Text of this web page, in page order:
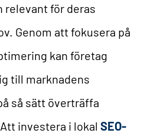
relevant för deras
Genom att fokusera på
kan företag
till marknadens
så sätt överträffa
investera i lokalSEO-